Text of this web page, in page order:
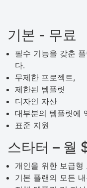
기본 - 무료
필수 기능을 갖춘
다.
무제한 프로젝트,
제한된 템플릿
디자인 자산
대부분의 템플릿에
표준 지원
스타터 – 월
개인을 위한 보급형
기본 플랜의 모든